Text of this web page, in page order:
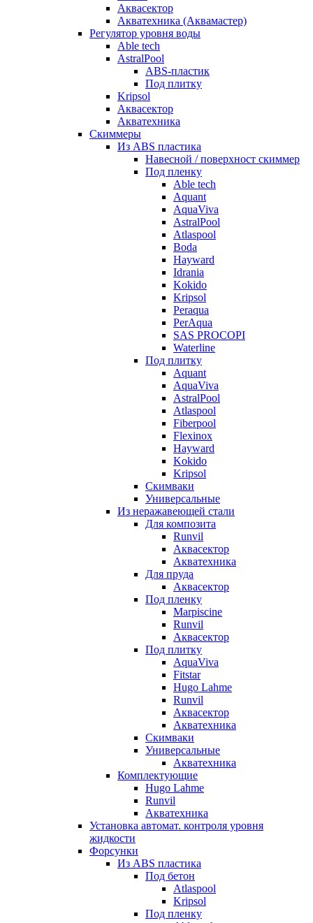
Аквасектор
Акватехника (Аквамастер)
Регулятор уровня воды
Able tech
AstralPool
ABS-пластик
Под плитку
Kripsol
Аквасектор
Акватехника
Скиммеры
Из ABS пластика
Навесной / поверхност скиммер
Под пленку
Able tech
Aquant
AquaViva
AstralPool
Atlaspool
Boda
Hayward
Idrania
Kokido
Kripsol
Peraqua
PerAqua
SAS PROCOPI
Waterline
Под плитку
Aquant
AquaViva
AstralPool
Atlaspool
Fiberpool
Flexinox
Hayward
Kokido
Kripsol
Скимваки
Универсальные
Из неражавеющей стали
Для композита
Runvil
Аквасектор
Акватехника
Для пруда
Аквасектор
Под пленку
Marpiscine
Runvil
Аквасектор
Под плитку
AquaViva
Fitstar
Hugo Lahme
Runvil
Аквасектор
Акватехника
Скимваки
Универсальные
Акватехника
Комплектующие
Hugo Lahme
Runvil
Акватехника
Установка автомат. контроля уровня
жидкости
Форсунки
Из ABS пластика
Под бетон
Atlaspool
Kripsol
Под пленку